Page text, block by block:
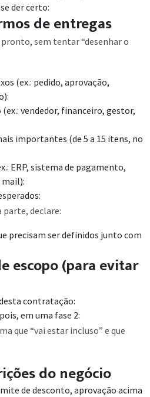
der certo:
de entregas
pronto, sem tentar “desenhar o
(ex.: pedido, aprovação,
vendedor, financeiro, gestor,
importantes (de 5 a 15 itens, no
ERP, sistema de pagamento,
parte, declare:
precisam ser definidos junto com
escopo (para evitar
contratação:
em uma fase 2:
que “vai estar incluso” e que
do negócio
de desconto, aprovação acima